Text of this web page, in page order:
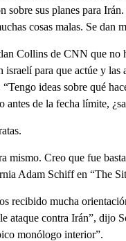
sus planes para
cosas malas. Se dan
Collins de CNN que no
israelí para que actúe y
ideas sobre qué
de la fecha límite,
mismo. Creo que fue
Adam Schiff en “The
recibido mucha
ataque contra Irán”, dijo
monólogo interior”.